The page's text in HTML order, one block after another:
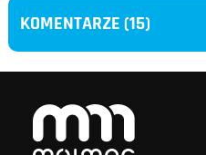
KOMENTARZE (15)